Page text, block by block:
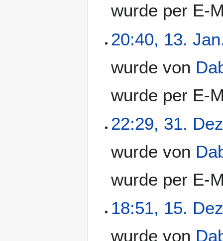
wurde per E-
20:40, 13.
wurde von
wurde per E-
22:29, 31.
wurde von
wurde per E-
18:51, 15.
wurde von